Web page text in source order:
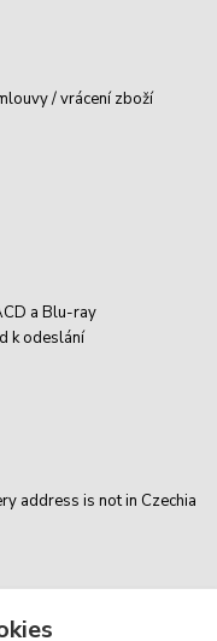
/ vrácení zboží
a Blu-ray
k odeslání
address is not in Czechia